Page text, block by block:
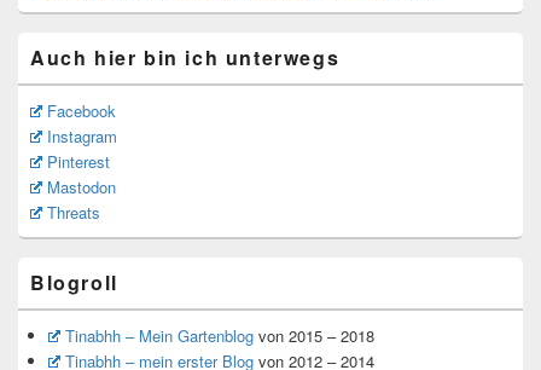
Auch hier bin ich unterwegs
Facebook
Instagram
Pinterest
Mastodon
Threats
Blogroll
Tinabhh – Mein Gartenblogvon 2015 – 2018
Tinabhh – mein erster Blogvon 2012 – 2014